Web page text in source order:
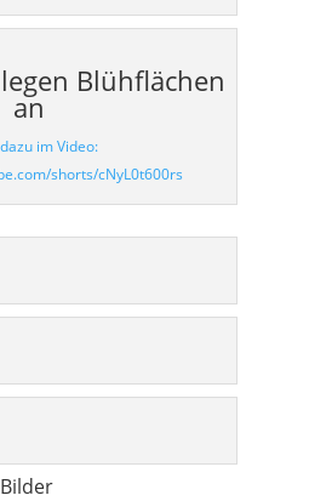
Blühflächen
an
im Video:
shorts/cNyL0t600rs